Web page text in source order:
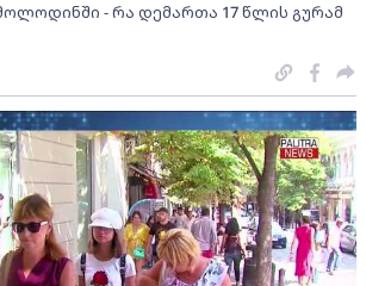
- რა დემართა 17 წლის გურამ